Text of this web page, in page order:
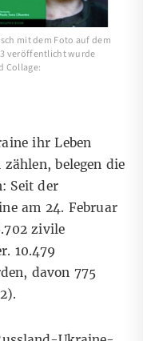
mit dem Foto auf dem
veröffentlicht wurde
Collage:
ihr Leben
belegen die
: Seit der
am 24. Februar
zivile
10.479
davon 775